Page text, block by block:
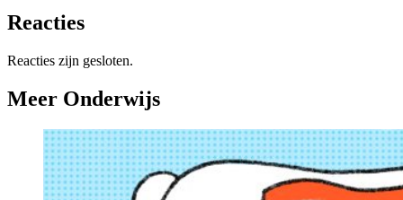
Reacties
Reacties zijn gesloten.
Meer Onderwijs